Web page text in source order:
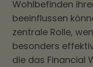
Wohlbefinden
beeinflussen
zentrale Rolle,
besonders
die das Financial